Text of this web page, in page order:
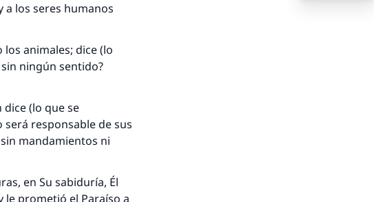
a los seres humanos
animales; dice (lo
ningún sentido?
(lo que se
responsable de sus
mandamientos ni
en Su sabiduría, Él
le prometió el Paraíso a
obtendrá la